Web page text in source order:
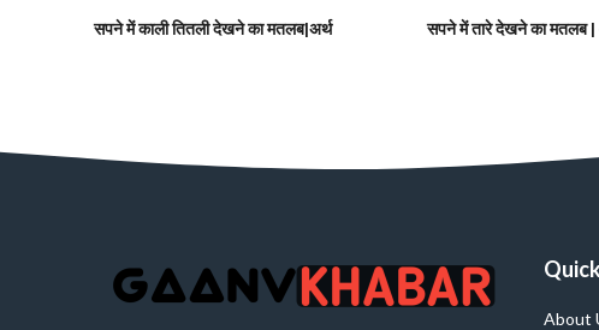
सपने में काली तितली देखने का मतलब|अर्थ सपने में तारे देखने का मतलब |
About